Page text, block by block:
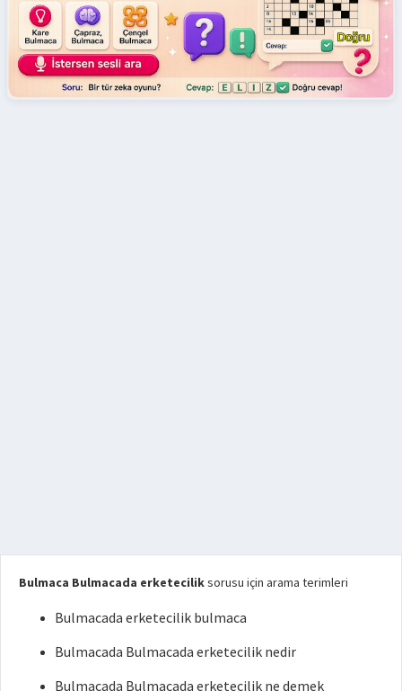
Bulmaca Bulmacada erketeciliksorusu için arama terimleri
Bulmacada erketecilik bulmaca
Bulmacada Bulmacada erketecilik nedir
Bulmacada Bulmacada erketecilik ne demek